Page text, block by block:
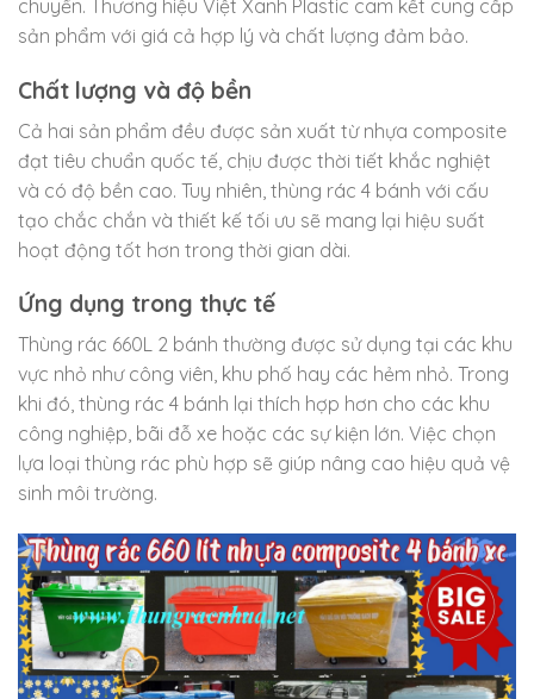
chuyển. Thương hiệu Việt Xanh Plastic cam kết cung cấp
sản phẩm với giá cả hợp lý và chất lượng đảm bảo.
Chất lượng và độ bền
Cả hai sản phẩm đều được sản xuất từ nhựa composite
đạt tiêu chuẩn quốc tế, chịu được thời tiết khắc nghiệt
và có độ bền cao. Tuy nhiên, thùng rác 4 bánh với cấu
tạo chắc chắn và thiết kế tối ưu sẽ mang lại hiệu suất
hoạt động tốt hơn trong thời gian dài.
Ứng dụng trong thực tế
Thùng rác 660L 2 bánh thường được sử dụng tại các khu
vực nhỏ như công viên, khu phố hay các hẻm nhỏ. Trong
khi đó, thùng rác 4 bánh lại thích hợp hơn cho các khu
công nghiệp, bãi đỗ xe hoặc các sự kiện lớn. Việc chọn
lựa loại thùng rác phù hợp sẽ giúp nâng cao hiệu quả vệ
sinh môi trường.